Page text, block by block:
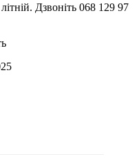
Дзвоніть 068 129 97